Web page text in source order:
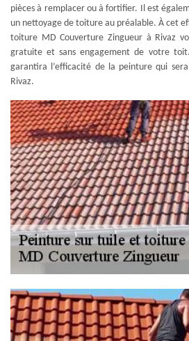
pièces à remplacer ou à fortifier. Il est
un nettoyage de toiture au préalable. À cet
toiture MD Couverture Zingueur à Rivaz
gratuite et sans engagement de votre
garantira l’efficacité de la peinture qui
Rivaz.